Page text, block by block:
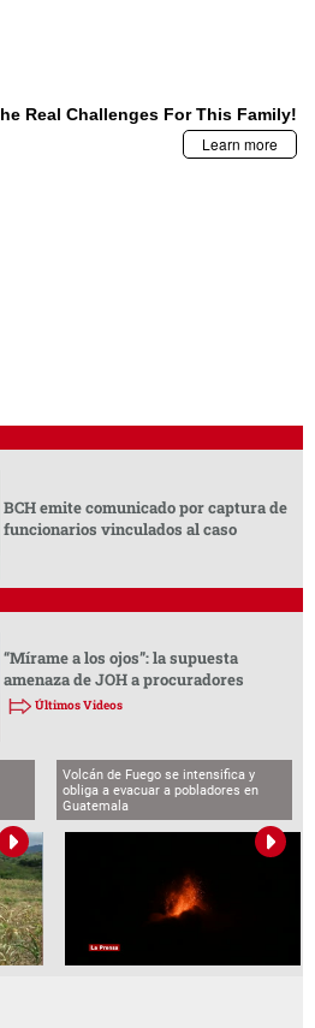
BCH emite comunicado por captura de
funcionarios vinculados al caso
“Mírame a los ojos”: la supuesta
amenaza de JOH a procuradores
Últimos Videos
Volcán de Fuego se intensifica y
obliga a evacuar a pobladores en
Guatemala